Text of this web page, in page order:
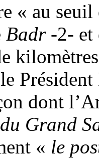
« au
Badr-2- et
dont
du Grand
« le